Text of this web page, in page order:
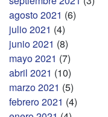
agosto 2021 (6)
julio 2021 (4)
junio 2021 (8)
mayo 2021 (7)
abril 2021 (10)
marzo 2021 (5)
febrero 2021 (4)